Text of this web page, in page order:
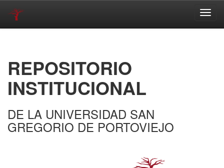
REPOSITORIO
INSTITUCIONAL
DE LA UNIVERSIDAD SAN
GREGORIO DE PORTOVIEJO